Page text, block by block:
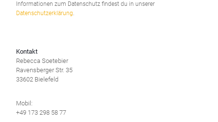
Kontakt
Rebecca Soetebier
Ravensberger Str. 35
33602 Bielefeld
Mobil:
+49 173 298 58 77
Informationen zum Datenschutz findest du in unserer
Datenschutzerklärung.